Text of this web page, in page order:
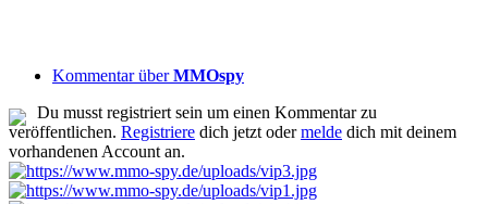
Kommentar überMMOspy
Du musst registriert sein um einen Kommentar zu
veröffentlichen. Registriere dich jetzt odermelde dich mit deinem
vorhandenen Account an.